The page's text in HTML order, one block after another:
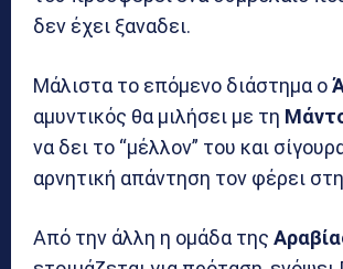
δεν έχει ξαναδει.
Μάλιστα το επόμενο διάστημα ο
αμυντικός θα μιλήσει με τη
να δει το “μέλλον” του και
αρνητική απάντηση τον φέρει
Από την άλλη η ομάδα της